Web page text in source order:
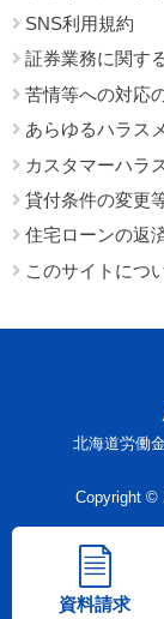
SNS利用規約
証券業務に関す
苦情等への対応
あらゆるハラス
カスタマーハラ
貸付条件の変更
住宅ローンの返
このサイトにつ
北海道労働
Copyright ©
資料請求